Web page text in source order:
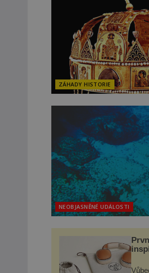
ZÁHADY HISTORIE
NEOBJASNĚNÉ UDÁLOSTI